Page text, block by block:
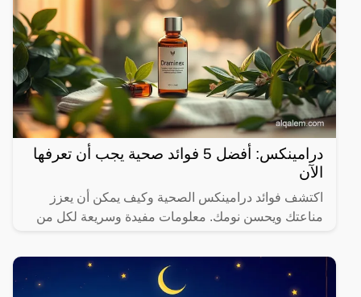
درامينكس: أفضل 5 فوائد صحية يجب أن تعرفها
الآن
اكتشف فوائد درامينكس الصحية وكيف يمكن أن يعزز
مناعتك ويحسن نومك. معلومات مفيدة وسريعة لكل من